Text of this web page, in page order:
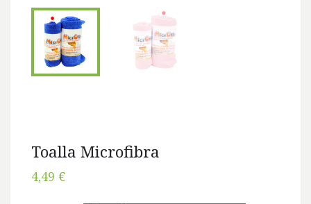
Toalla Microfibra
4,49 €